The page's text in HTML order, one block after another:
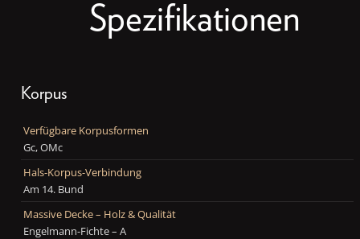
Spezifikationen
Korpus
Verfügbare Korpusformen
Gc, OMc
Hals-Korpus-Verbindung
Am 14. Bund
Massive Decke – Holz & Qualität
Engelmann-Fichte – A